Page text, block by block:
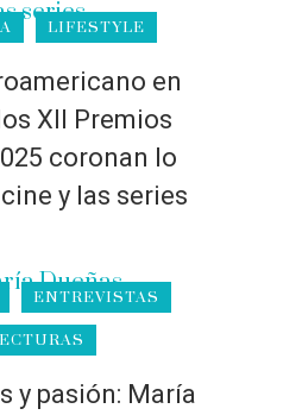
LIFESTYLE
en
XII Premios
coronan lo
y las series
ENTREVISTAS
y pasión: María